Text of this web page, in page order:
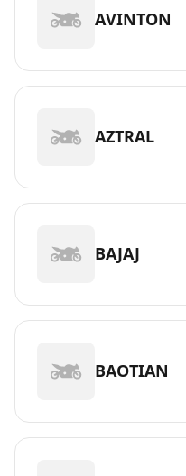
AVINTON
AZTRAL
BAJAJ
BAOTIAN